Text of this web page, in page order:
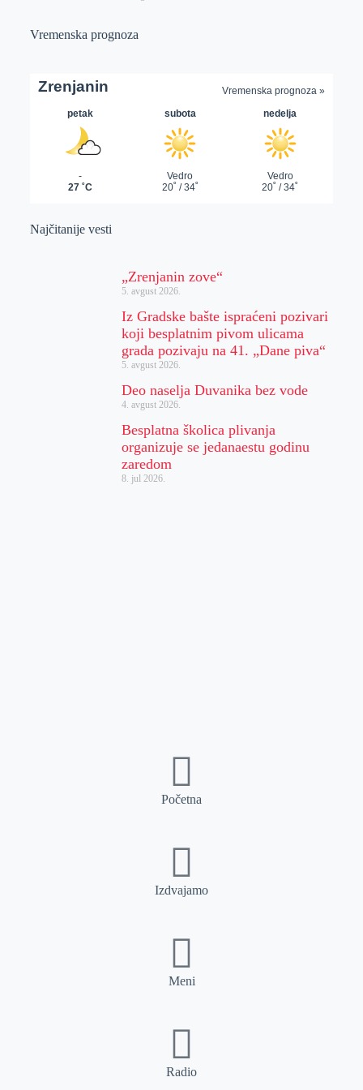
Vremenska prognoza
Najčitanije vesti
„Zrenjanin zove“
5. avgust 2026.
Iz Gradske bašte ispraćeni pozivari
koji besplatnim pivom ulicama
grada pozivaju na 41. „Dane piva“
5. avgust 2026.
Deo naselja Duvanika bez vode
4. avgust 2026.
Besplatna školica plivanja
organizuje se jedanaestu godinu
zaredom
8. jul 2026.
Početna
Izdvajamo
Meni
Radio